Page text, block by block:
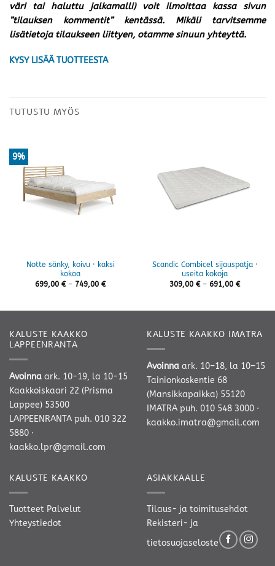
väri tai haluttu jalkamalli) voit ilmoittaa kassa sivun
”tilauksen kommentit” kentässä. Mikäli tarvitsemme
lisätietoja tilaukseen liittyen, otamme sinuun yhteyttä.
KYSY LISÄÄ TUOTTEESTA
TUTUSTU MYÖS
9%
Notte sänky, koivu · kaksi
kokoa
699,00 € – 749,00 €Hintaluokka:
Scandic Combicel sijauspatja ·
useita kokoja
309,00 € – 691,00 €
KALUSTE KAAKKO
LAPPEENRANTA
Avoinna ark. 10-19, la 10-15
Kaakkoiskaari 22 (Prisma
Lappee) 53500
LAPPEENRANTA puh. 010 322
5880 ·
kaakko.lpr@gmail.com
KALUSTE KAAKKO IMATRA
Avoinna ark. 10–18, la 10–15
Tainionkoskentie 68
(Mansikkapaikka) 55120
IMATRA puh. 010 548 3000 ·
kaakko.imatra@gmail.com
KALUSTE KAAKKO
Tuotteet Palvelut
Yhteystiedot
ASIAKKAALLE
Tilaus- ja toimitusehdot
Rekisteri- ja
tietosuojaseloste